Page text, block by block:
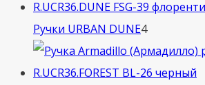
Ручки URBAN DUNE44
товара